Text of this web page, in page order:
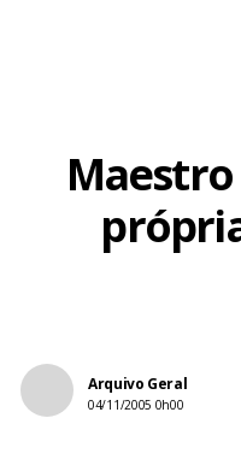
Facebook
Arquivo Geral
04/11/2005 0h00